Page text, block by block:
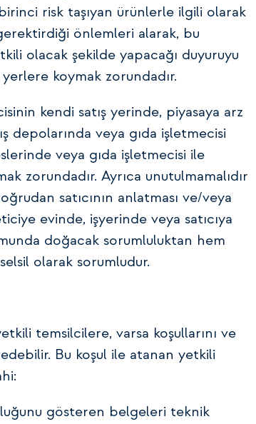
risk taşıyan ürünlerle ilgili olarak
önlemleri alarak, bu
olacak şekilde yapacağı duyuruyu
koymak zorundadır.
kendi satış yerinde, piyasaya arz
veya gıda işletmecisi
veya gıda işletmecisi ile
zorundadır. Ayrıca unutulmamalıdır
satıcının anlatması ve/veya
evinde, işyerinde veya satıcıya
doğacak sorumluluktan hem
olarak sorumludur.
temsilcilere, varsa koşullarını ve
Bu koşul ile atanan yetkili
gösteren belgeleri teknik